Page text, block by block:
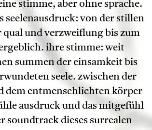
stimme, aber ohne sprache.
seelenausdruck: von der stillen
und verzweiflung bis zum
ihre stimme: weit
summen der einsamkeit bis
seele. zwischen der
dem entmenschlichten körper
ausdruck und das mitgefühl
soundtrack dieses surrealen